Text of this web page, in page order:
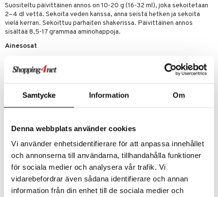
Samtycke Information Om
Denna webbplats använder cookies
Vi använder enhetsidentifierare för att anpassa innehållet
och annonserna till användarna, tillhandahålla funktioner
för sociala medier och analysera vår trafik. Vi
vidarebefordrar även sådana identifierare och annan
information från din enhet till de sociala medier och
Suositeltu päivittäinen annos on 10-20 g (16-32 ml), joka sekoitetaan
2–4 dl vettä. Sekoita veden kanssa, anna seistä hetken ja sekoita
vielä kerran. Sekoittuu parhaiten shakerissa. Päivittäinen annos
sisältää 8,5-17 grammaa aminohappoja.
Ainesosat
happamuudensäätöaine (omenahappo), luonnolliset aromit, Guérande-
Päivittäinen annos 10 g sisältää
L-sitrulliini 2500 mg
L-leusiini 1700 mg
L-isoleusiini 850 mg
L-valiini 850 mg
Tuotenumero
HPAE0-QH-350